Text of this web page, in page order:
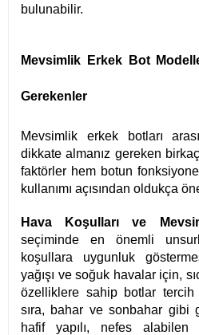
bulunabilir.
Mevsimlik Erkek Bot
Gerekenler
Mevsimlik erkek botları
dikkate almanız gereken
faktörler hem botun
kullanımı açısından oldukça
Hava Koşulları ve
seçiminde en önemli
koşullara uygunluk
yağışı ve soğuk havalar için,
özelliklere sahip botlar tercih
sıra, bahar ve sonbahar gibi
hafif yapılı, nefes